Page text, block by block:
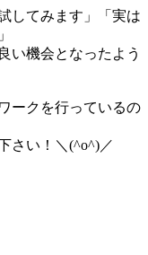
してみます」「実は
い機会となったよう
ークを行っているの
さい！＼(^o^)／